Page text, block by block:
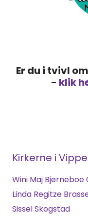
Er du i tvivl
- klik
Kirkerne i
Wini Maj Bjørneboe
Linda Regitze
Sissel Skogstad